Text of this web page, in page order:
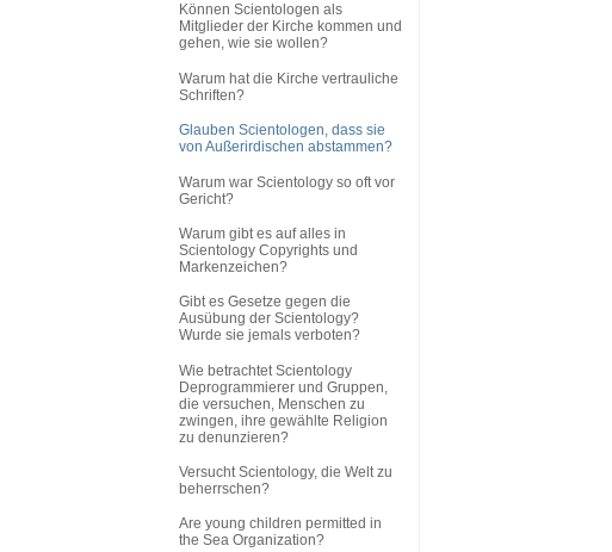
Können Scientologen als
Mitglieder der Kirche kommen und
gehen, wie sie wollen?
Warum hat die Kirche vertrauliche
Schriften?
Glauben Scientologen, dass sie
von Außerirdischen abstammen?
Warum war Scientology so oft vor
Gericht?
Warum gibt es auf alles in
Scientology Copyrights und
Markenzeichen?
Gibt es Gesetze gegen die
Ausübung der Scientology?
Wurde sie jemals verboten?
Wie betrachtet Scientology
Deprogrammierer und Gruppen,
die versuchen, Menschen zu
zwingen, ihre gewählte Religion
zu denunzieren?
Versucht Scientology, die Welt zu
beherrschen?
Are young children permitted in
the Sea Organization?